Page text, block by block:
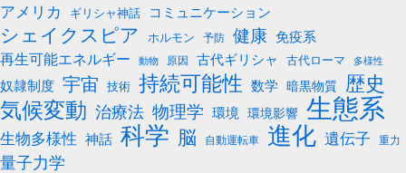
アメリカ ギリシャ神話 コミュニケーション
シェイクスピア ホルモン 予防 健康 免疫系
再生可能エネルギー
動物 原因 古代ギリシャ 古代ローマ 多様性
奴隷制度 宇宙 技術 持続可能性 数学 暗黒物質 歴史
気候変動 治療法 物理学 環境 環境影響 生態系
生物多様性 神話 科学 脳 自動運転車 進化 遺伝子 重力
量子力学